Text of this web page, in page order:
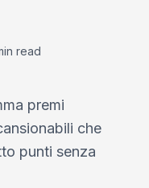
read
premi
che
punti senza